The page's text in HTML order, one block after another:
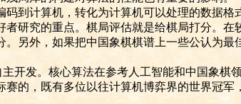
计算机，转化为计算机可以处理的数据格
研究的重点。棋局评估就是给棋局打分。
另外，如果把中国象棋棋谱上一些公认为
开发。核心算法在参考人工智能和中国象棋
的，既有多位以往计算机博弈界的世界冠